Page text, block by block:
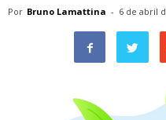
Por Bruno Lamattina - 6 de abril